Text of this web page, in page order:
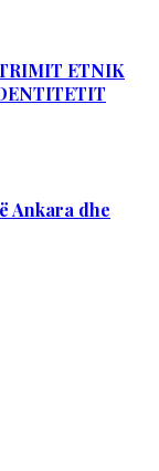
ETNIK
Ankara dhe